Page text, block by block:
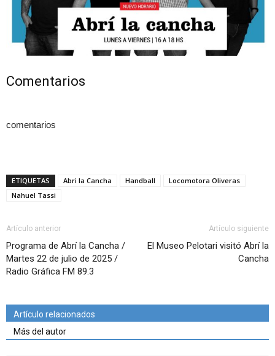
Comentarios
comentarios
ETIQUETAS Abri la Cancha Handball
Locomotora Oliveras
Nahuel Tassi
Artículo anterior
Programa de Abrí la Cancha /
Martes 22 de julio de 2025 /
Radio Gráfica FM 89.3
Artículo siguiente
El Museo Pelotari visitó Abrí la
Cancha
Artículo relacionados
Más del autor